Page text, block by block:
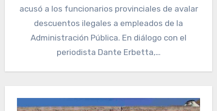
acusó a los funcionarios provinciales de avalar
descuentos ilegales a empleados de la
Administración Pública. En diálogo con el
periodista Dante Erbetta,…